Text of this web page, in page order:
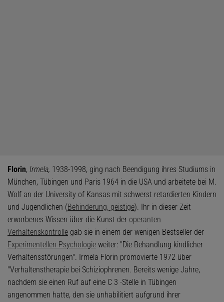
Florin, Irmela, 1938-1998, ging nach Beendigung ihres Studiums in
München, Tübingen und Paris 1964 in die USA und arbeitete bei M.
Wolf an der University of Kansas mit schwerst retardierten Kindern
und Jugendlichen (Behinderung, geistige). Ihr in dieser Zeit
erworbenes Wissen über die Kunst der operanten
Verhaltenskontrolle gab sie in einem der wenigen Bestseller der
Experimentellen Psychologie weiter: "Die Behandlung kindlicher
Verhaltensstörungen". Irmela Florin promovierte 1972 über
"Verhaltenstherapie bei Schiziophrenen. Bereits wenige Jahre,
nachdem sie einen Ruf auf eine C 3 -Stelle in Tübingen
angenommen hatte, den sie unhabilitiert aufgrund ihrer